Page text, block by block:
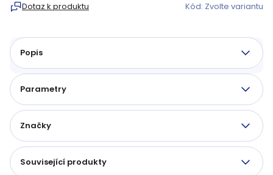
Dotaz k produktu Kód: Zvolte variantu
Popis
Parametry
Značky
Související produkty